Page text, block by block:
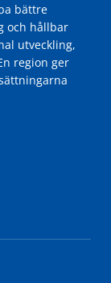
bättre
och hållbar
utveckling,
region ger